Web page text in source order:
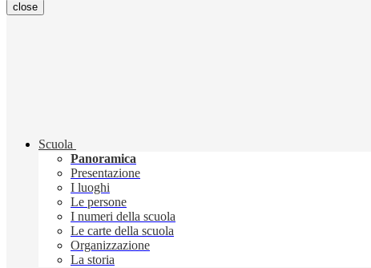
close
Scuola
Panoramica
Presentazione
I luoghi
Le persone
I numeri della scuola
Le carte della scuola
Organizzazione
La storia